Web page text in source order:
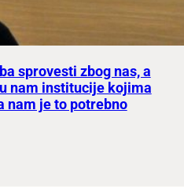
sprovesti zbog nas, a
nam institucije kojima
nam je to potrebno